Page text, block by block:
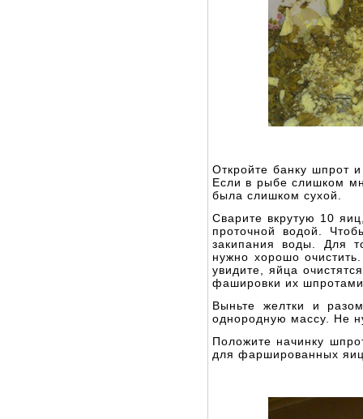
Откройте банку шпрот
Если в рыбе слишком
была слишком сухой.
Сварите вкрутую 10
проточной водой.
закипания воды. Для
нужно хорошо
увидите, яйца
фашировки их
Выньте желтки и
однородную массу. Не
Положите начинку
для фаршированных